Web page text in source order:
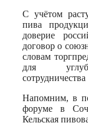
С учётом
пива
доверие
договор о
словам
для
Напомним, в
форуме в
Кельская